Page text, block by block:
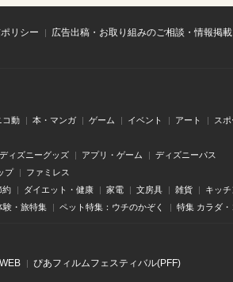
リシー
広告出稿・お取り組みのご相談・情報掲
コ動 本・マンガ ゲーム イベント アート スポ
ディズニーグッズ アプリ・ゲーム ディズニーパス
プ ファミレス
約 ダイエット・健康 家電 文房具 雑貨 キッ
験・旅特集 ペット特集：ウチのかぞく 特集 カラダ
ぴあフィルムフェスティバル(PFF)